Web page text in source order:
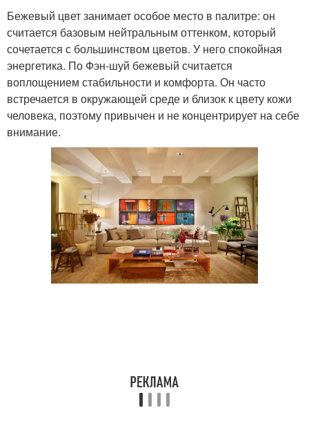
Бежевый цвет занимает особое место в палитре: он
считается базовым нейтральным оттенком, который
сочетается с большинством цветов. У него спокойная
энергетика. По Фэн-шуй бежевый считается
воплощением стабильности и комфорта. Он часто
встречается в окружающей среде и близок к цвету кожи
человека, поэтому привычен и не концентрирует на себе
внимание.